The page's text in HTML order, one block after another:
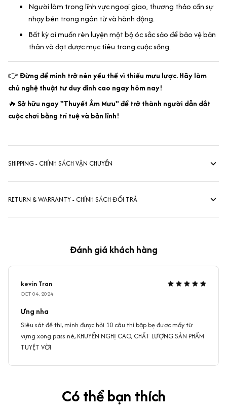
Người làm trong lĩnh vực ngoại giao, thương thảo cần sự
nhạy bén trong ngôn từ và hành động.
Bất kỳ ai muốn rèn luyện một bộ óc sắc sảo để bảo vệ bản
thân và đạt được mục tiêu trong cuộc sống.
👉Đừng để mình trở nên yếu thế vì thiếu mưu lược. Hãy làm
chủ nghệ thuật tư duy đỉnh cao ngay hôm nay!
🔥 Sở hữu ngay "Thuyết Âm Mưu" để trở thành người dẫn dắt
cuộc chơi bằng trí tuệ và bản lĩnh!
SHIPPING - CHÍNH SÁCH VẬN CHUYỂN
RETURN & WARRANTY - CHÍNH SÁCH ĐỔI TRẢ
Đánh giá khách hàng
kevin Tran
OCT 04, 2024
Ưng nha
Siêu sát đề thi, mình được hỏi 10 câu thì bập bẹ được mấy từ
vựng xong pass nè, KHUYẾN NGHỊ CAO, CHẤT LƯỢNG SẢN PHẨM
TUYỆT VỜI
Có thể bạn thích